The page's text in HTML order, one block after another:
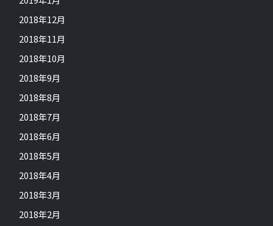
2018年12月
2018年11月
2018年10月
2018年9月
2018年8月
2018年7月
2018年6月
2018年5月
2018年4月
2018年3月
2018年2月